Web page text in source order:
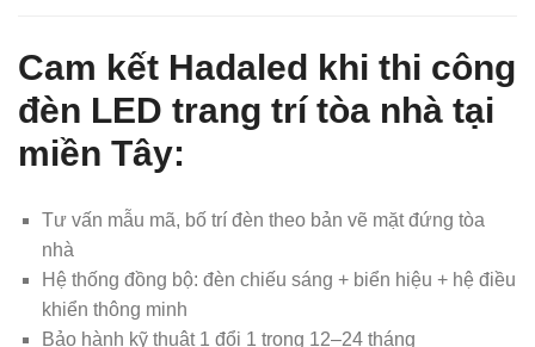
Cam kết Hadaled khi thi công
đèn LED trang trí tòa nhà tại
miền Tây:
Tư vấn mẫu mã, bố trí đèn theo bản vẽ mặt đứng tòa
nhà
Hệ thống đồng bộ: đèn chiếu sáng + biển hiệu + hệ điều
khiển thông minh
Bảo hành kỹ thuật 1 đổi 1 trong 12–24 tháng